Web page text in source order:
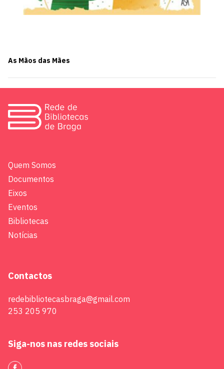
As Mãos das Mães
Quem Somos
Documentos
Eixos
Eventos
Bibliotecas
Notícias
Contactos
redebibliotecasbraga@gmail.com
253 205 970
Siga-nos nas redes sociais